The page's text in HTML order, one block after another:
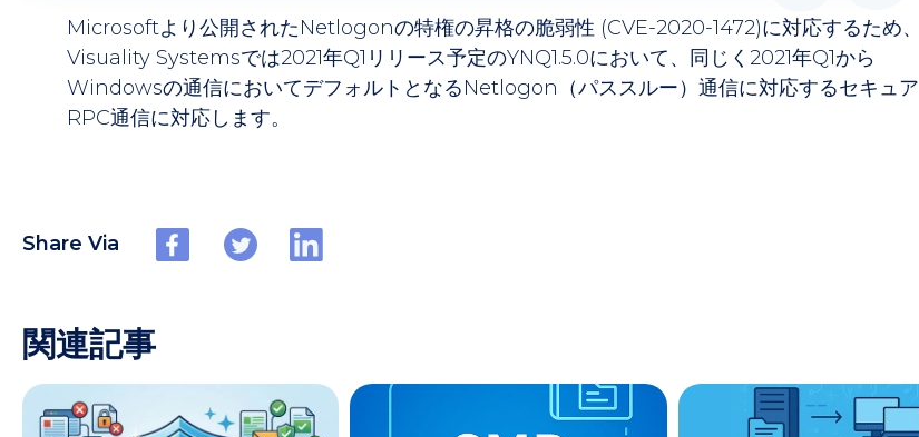
Microsoftより公開されたNetlogonの特権の昇格の脆弱性 (CVE-2020-1472)に対応するため、
Visuality Systemsでは2021年Q1リリース予定のYNQ1.5.0において、同じく2021年Q1から
Windowsの通信においてデフォルトとなるNetlogon（パススルー）通信に対応するセキュア
RPC通信に対応します。
Share Via
関連記事